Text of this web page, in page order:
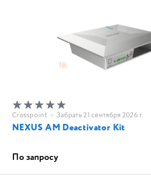
Crosspoint • Забрать 21 сентября 2026 г.
NEXUS AM Deactivator Kit
По запросу